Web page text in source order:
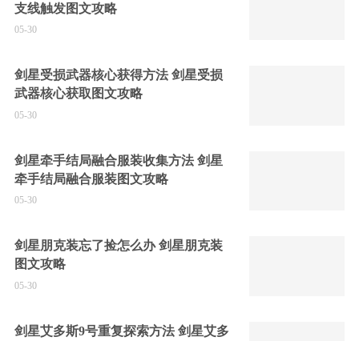
支线触发图文攻略
05-30
剑星受损武器核心获得方法 剑星受损
武器核心获取图文攻略
05-30
剑星牵手结局融合服装收集方法 剑星
牵手结局融合服装图文攻略
05-30
剑星朋克装忘了捡怎么办 剑星朋克装
图文攻略
05-30
剑星艾多斯9号重复探索方法 剑星艾多